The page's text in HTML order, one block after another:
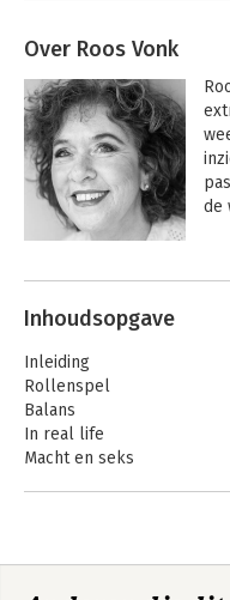
Over Roos Vonk
de
Andere
Inhoudsopgave
Inleiding
Rollenspel
Balans
In real life
Macht en seks